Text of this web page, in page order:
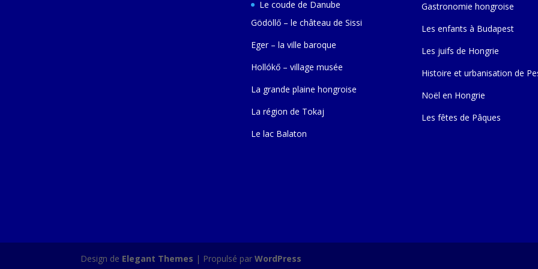
Le coude de Danube
Gödöllő – le château de Sissi
Eger – la ville baroque
Hollókő – village musée
La grande plaine hongroise
La région de Tokaj
Le lac Balaton
Gastronomie hongroise
Les enfants à Budapest
Les juifs de Hongrie
Histoire et urbanisation de
Noël en Hongrie
Les fêtes de Pâques
Design de Elegant Themes | Propulsé parWordPress